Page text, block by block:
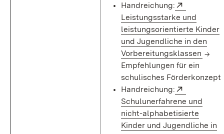
Handreichung:
Leistungsstarke und
leistungsorientierte Kinder
und Jugendliche in den
Vorbereitungsklassen ->
Empfehlungen für ein
schulisches Förderkonzept
Handreichung:
Schulunerfahrene und
nicht-alphabetisierte
Kinder und Jugendliche in